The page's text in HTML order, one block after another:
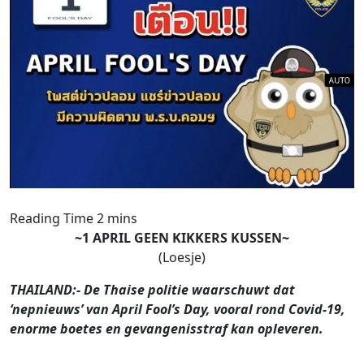
~1 APRIL GEEN KIKKERS KUSSEN~
(Loesje)
THAILAND:- De Thaise politie waarschuwt dat
‘nepnieuws’ van April Fool’s Day, vooral rond Covid-19,
enorme boetes en gevangenisstraf kan opleveren.